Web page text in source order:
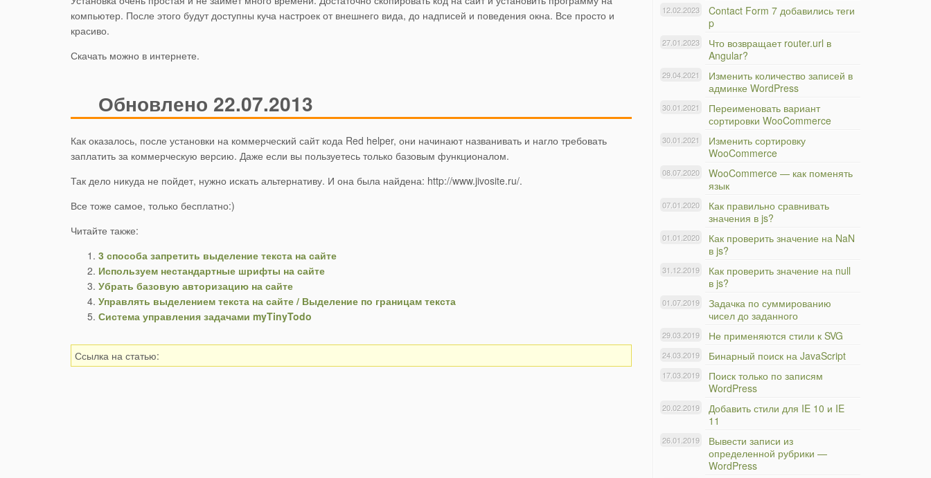
компьютер. После этого будут доступны куча настроек от внешнего вида, до надписей и поведения окна. Все просто и
красиво.
Скачать можно в интернете.
Обновлено 22.07.2013
Как оказалось, после установки на коммерческий сайт кода Red helper, они начинают названивать и нагло требовать
заплатить за коммерческую версию. Даже если вы пользуетесь только базовым функционалом.
Так дело никуда не пойдет, нужно искать альтернативу. И она была найдена: http://www.jivosite.ru/.
Все тоже самое, только бесплатно:)
Читайте также:
3 способа запретить выделение текста на сайте
Используем нестандартные шрифты на сайте
Убрать базовую авторизацию на сайте
Управлять выделением текста на сайте / Выделение по границам текста
Система управления задачами myTinyTodo
Ссылка на статью:
Contact Form 7 добавились теги
p
12.02.2023
Что возвращает router.url в
Angular?
27.01.2023
Изменить количество записей в
админке WordPress
29.04.2021
Переименовать вариант
сортировки WooCommerce
30.01.2021
Изменить сортировку
WooCommerce
30.01.2021
WooCommerce — как поменять
язык
08.07.2020
Как правильно сравнивать
значения в js?
07.01.2020
Как проверить значение на NaN
в js?
01.01.2020
Как проверить значение на null
в js?
31.12.2019
Задачка по суммированию
чисел до заданного
01.07.2019
Не применяются стили к SVG
29.03.2019
Бинарный поиск на JavaScript
24.03.2019
Поиск только по записям
WordPress
17.03.2019
Добавить стили для IE 10 и IE
11
20.02.2019
Вывести записи из
определенной рубрики —
WordPress
26.01.2019